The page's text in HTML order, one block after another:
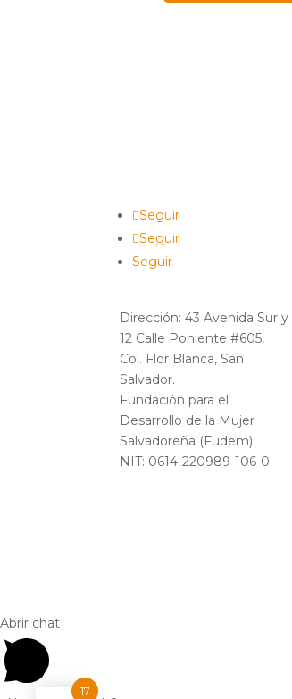
Seguir
Seguir
Seguir
Dirección: 43 Avenida Sur y
12 Calle Poniente #605,
Col. Flor Blanca, San
Salvador.
Fundación para el
Desarrollo de la Mujer
Salvadoreña (Fudem)
NIT: 0614-220989-106-0
17
Abrir chat